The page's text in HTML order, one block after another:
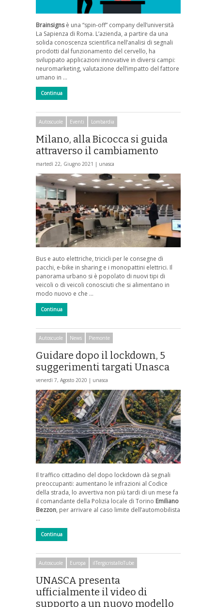
Brainsignsè una “spin-off” company dell’università
La Sapienza di Roma. L’azienda, a partire da una
solida conoscenza scientifica nell’analisi di segnali
prodotti dal funzionamento del cervello, ha
sviluppato applicazioni innovative in diversi campi:
neuromarketing, valutazione dell’impatto del fattore
umano in …
Continua
Autoscuole Eventi Lombardia
Milano, alla Bicocca si guida
attraverso il cambiamento
martedì 22, Giugno 2021 | unasca
Bus e auto elettriche, tricicli per le consegne di
pacchi, e-bike in sharing e i monopattini elettrici. Il
panorama urbano si è popolato di nuovi tipi di
veicoli o di veicoli conosciuti che si alimentano in
modo nuovo e che …
Continua
Autoscuole News Piemonte
Guidare dopo il lockdown, 5
suggerimenti targati Unasca
venerdì 7, Agosto 2020 | unasca
Il traffico cittadino del dopo lockdown dà segnali
preoccupanti: aumentano le infrazioni al Codice
della strada, lo avvertiva non più tardi di un mese fa
il comandante della Polizia locale di Torino Emiliano
Bezzon, per arrivare al caso limite dell’automobilista
…
Continua
Autoscuole Europa ilTergicristalloTube
UNASCA presenta
ufficialmente il video di
supporto a un nuovo modello